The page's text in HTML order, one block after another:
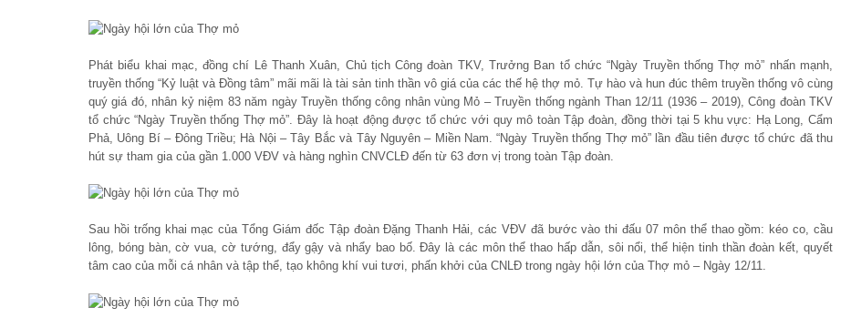
Phát biểu khai mạc, đồng chí Lê Thanh Xuân, Chủ tịch Công đoàn TKV, Trưởng Ban tổ chức “Ngày Truyền thống Thợ mỏ” nhấn mạnh,
truyền thống “Kỷ luật và Đồng tâm” mãi mãi là tài sản tinh thần vô giá của các thế hệ thợ mỏ. Tự hào và hun đúc thêm truyền thống vô cùng
quý giá đó, nhân kỷ niệm 83 năm ngày Truyền thống công nhân vùng Mỏ – Truyền thống ngành Than 12/11 (1936 – 2019), Công đoàn TKV
tổ chức “Ngày Truyền thống Thợ mỏ”. Đây là hoạt động được tổ chức với quy mô toàn Tập đoàn, đồng thời tại 5 khu vực: Hạ Long, Cẩm
Phả, Uông Bí – Đông Triều; Hà Nội – Tây Bắc và Tây Nguyên – Miền Nam. “Ngày Truyền thống Thợ mỏ” lần đầu tiên được tổ chức đã thu
hút sự tham gia của gần 1.000 VĐV và hàng nghìn CNVCLĐ đến từ 63 đơn vị trong toàn Tập đoàn.
Sau hồi trống khai mạc của Tổng Giám đốc Tập đoàn Đặng Thanh Hải, các VĐV đã bước vào thi đấu 07 môn thể thao gồm: kéo co, cầu
lông, bóng bàn, cờ vua, cờ tướng, đẩy gậy và nhẩy bao bố. Đây là các môn thể thao hấp dẫn, sôi nổi, thể hiện tinh thần đoàn kết, quyết
tâm cao của mỗi cá nhân và tập thể, tạo không khí vui tươi, phấn khởi của CNLĐ trong ngày hội lớn của Thợ mỏ – Ngày 12/11.